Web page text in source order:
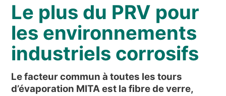
NOUVELLES ET ÉVÉNEMENTS
QUI SOMMES-NOUS
DÉVELOPPEMENT DURABLE
ARTICLES TECHNIQUES
AIRE RÉSERVÉE
Le plus du PRV pour
les environnements
industriels corrosifs
Le facteur commun à toutes les tours
d’évaporation MITA est la fibre de verre,